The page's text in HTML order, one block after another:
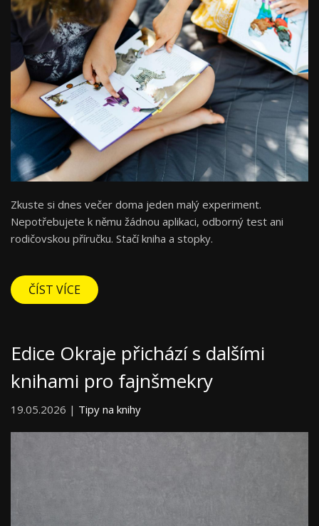
Zkuste si dnes večer doma jeden malý experiment.
Nepotřebujete k němu žádnou aplikaci, odborný test ani
rodičovskou příručku. Stačí kniha a stopky.
ČÍST VÍCE
Edice Okraje přichází s dalšími
knihami pro fajnšmekry
19.05.2026 | Tipy na knihy